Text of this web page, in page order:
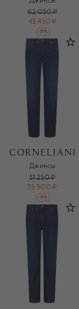
62 050 ₽
43 450 ₽
-30%
Джинсы
51 250 ₽
35 900 ₽
-30%